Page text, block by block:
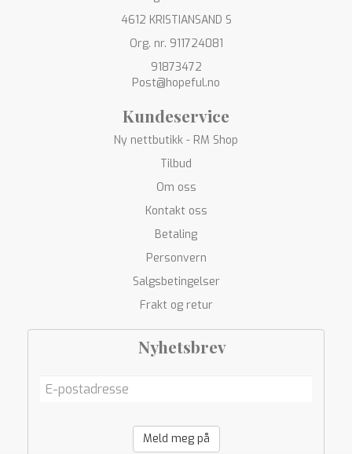
4612 KRISTIANSAND S
Org. nr. 911724081
91873472
Post@hopeful.no
Kundeservice
Ny nettbutikk - RM Shop
Tilbud
Om oss
Kontakt oss
Betaling
Personvern
Salgsbetingelser
Frakt og retur
Nyhetsbrev
Meld meg på